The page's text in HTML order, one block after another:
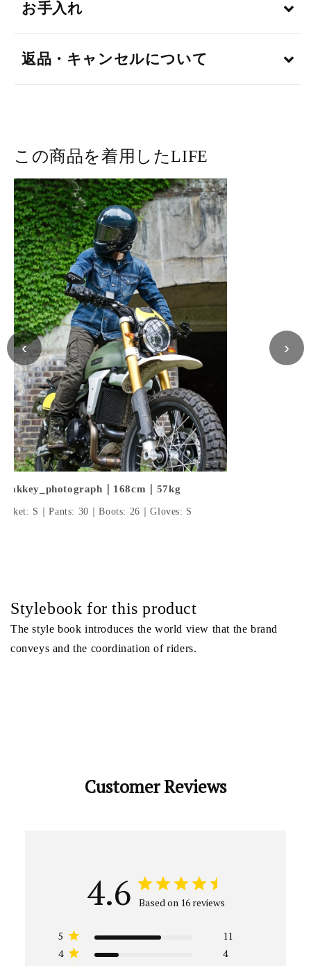
お手入れ
返品・キャンセルについて
この商品を着用したLIFE
‹
@akkey_photograph｜168cm｜57kg
Jacket: S｜Pants: 30｜Boots: 26｜Gloves: S
›
Stylebook for this product
The style book introduces the world view that the brand
conveys and the coordination of riders.
Customer Reviews
4.6 Based on 16 reviews
5
11
4
4